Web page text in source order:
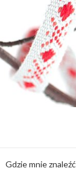
Gdzie mnie znaleźć